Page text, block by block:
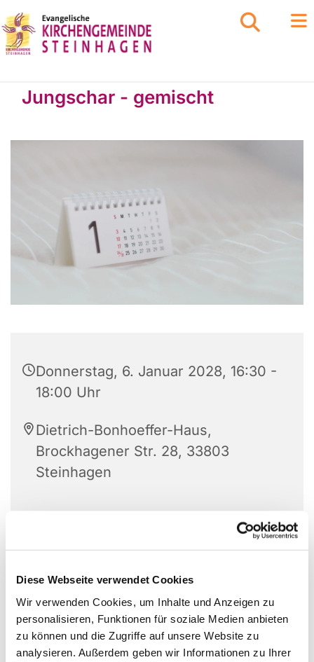
Diese Webseite verwendet Cookies
Wir verwenden Cookies, um Inhalte und Anzeigen zu
personalisieren, Funktionen für soziale Medien anbieten
zu können und die Zugriffe auf unsere Website zu
analysieren. Außerdem geben wir Informationen zu Ihrer
Jungschar - gemischt
Donnerstag, 6. Januar 2028, 16:30 -
18:00 Uhr
Dietrich-Bonhoeffer-Haus,
Brockhagener Str. 28, 33803
Steinhagen
Für Jungen und Mädchen im Alter zwischen 6 bis